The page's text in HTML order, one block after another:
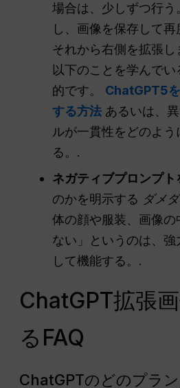
場合は、少しずつ行
し、画像を保存して再
それから右側を拡張
以下のことを学んで
的です。 ChatGPT5
する方法 あるいは、
ルが一貫性をどのよ
る。.
ネガティブプロンプト
のかを明示する ダメ
体の顔や服装、画像
ない」というのは、強
して機能する。.
ChatGPT拡張
るFAQ
ChatGPTのどのプラ